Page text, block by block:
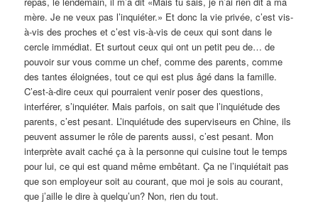
mère. Je ne veux pas l’inquiéter.» Et donc la vie privée, c’est vis-
à-vis des proches et c’est vis-à-vis de ceux qui sont dans le
cercle immédiat. Et surtout ceux qui ont un petit peu de… de
pouvoir sur vous comme un chef, comme des parents, comme
des tantes éloignées, tout ce qui est plus âgé dans la famille.
C’est-à-dire ceux qui pourraient venir poser des questions,
interférer, s’inquiéter. Mais parfois, on sait que l’inquiétude des
parents, c’est pesant. L’inquiétude des superviseurs en Chine, ils
peuvent assumer le rôle de parents aussi, c’est pesant. Mon
interprète avait caché ça à la personne qui cuisine tout le temps
pour lui, ce qui est quand même embêtant. Ça ne l’inquiétait pas
que son employeur soit au courant, que moi je sois au courant,
que j’aille le dire à quelqu’un? Non, rien du tout.